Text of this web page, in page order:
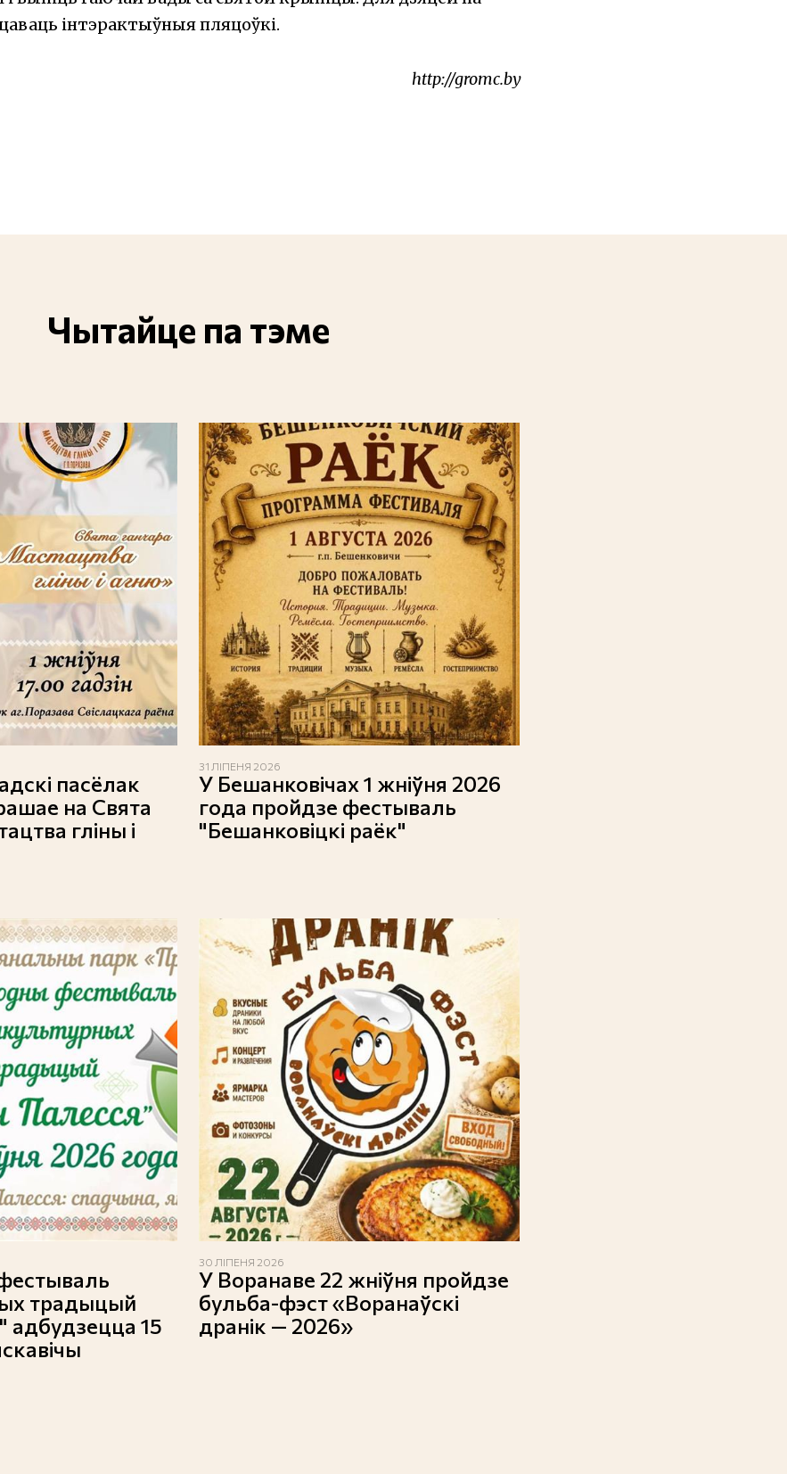
інтэрактыўныя пляцоўкі.
http://gromc.by
Чытайце па тэме
пасёлак
на Свята
гліны і
31 ЛІПЕНЯ 2026
У Бешанковічах 1 жніўня 2026
года пройдзе фестываль
"Бешанковіцкі раёк"
традыцый
адбудзецца 15
30 ЛІПЕНЯ 2026
У Воранаве 22 жніўня пройдзе
бульба-фэст «Воранаўскі
дранік — 2026»